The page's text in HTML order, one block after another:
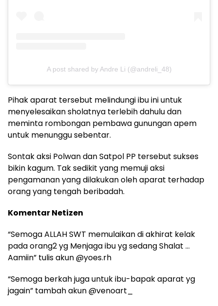
A post shared by Andre Li (@andreli_48)
Pihak aparat tersebut melindungi ibu ini untuk
menyelesaikan sholatnya terlebih dahulu dan
meminta rombongan pembawa gunungan apem
untuk menunggu sebentar.
Sontak aksi Polwan dan Satpol PP tersebut sukses
bikin kagum. Tak sedikit yang memuji aksi
pengamanan yang dilakukan oleh aparat terhadap
orang yang tengah beribadah.
Komentar Netizen
“Semoga ALLAH SWT memulaikan di akhirat kelak
pada orang2 yg Menjaga ibu yg sedang Shalat …
Aamiin” tulis akun @yoes.rh
“Semoga berkah juga untuk ibu-bapak aparat yg
jagain” tambah akun @venoart_